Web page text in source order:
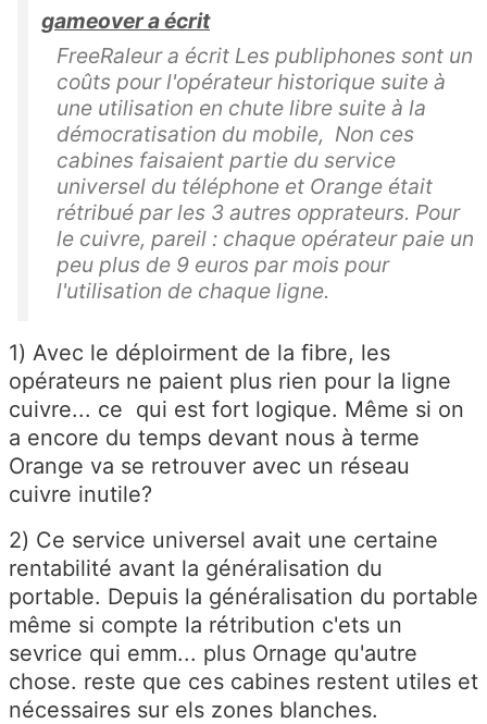
gameover a écrit
FreeRaleur a écrit Les publiphones sont un
coûts pour l'opérateur historique suite à
une utilisation en chute libre suite à la
démocratisation du mobile, Non ces
cabines faisaient partie du service
universel du téléphone et Orange était
rétribué par les 3 autres opprateurs. Pour
le cuivre, pareil : chaque opérateur paie un
peu plus de 9 euros par mois pour
l'utilisation de chaque ligne.
1) Avec le déploirment de la fibre, les
opérateurs ne paient plus rien pour la ligne
cuivre... ce qui est fort logique. Même si on
a encore du temps devant nous à terme
Orange va se retrouver avec un réseau
cuivre inutile?
2) Ce service universel avait une certaine
rentabilité avant la généralisation du
portable. Depuis la généralisation du portable
même si compte la rétribution c'ets un
sevrice qui emm... plus Ornage qu'autre
chose. reste que ces cabines restent utiles et
nécessaires sur els zones blanches.